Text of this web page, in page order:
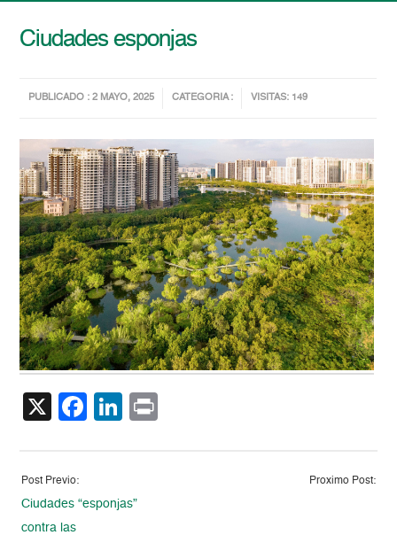
Ciudades esponjas
PUBLICADO : 2 MAYO, 2025 CATEGORIA : VISITAS: 149
X Facebook
LinkedIn
Post Previo:
Ciudades “esponjas”
contra las
Proximo Post: